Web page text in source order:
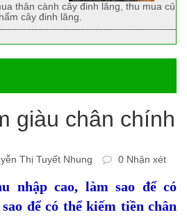
thân cành cây đinh lăng, thu mua củ
cây đinh lăng.
giàu chân chính
Thị Tuyết Nhung 0 Nhận xét
nhập cao, làm sao để có
để có thể kiếm tiền chân